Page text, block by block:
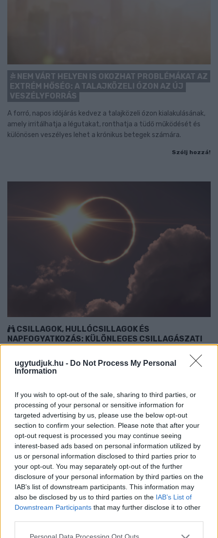
ugytudjuk.hu - Do Not Process My Personal
Information
If you wish to opt-out of the sale, sharing to third parties, or
processing of your personal or sensitive information for
targeted advertising by us, please use the below opt-out
section to confirm your selection. Please note that after your
opt-out request is processed you may continue seeing
interest-based ads based on personal information utilized by
us or personal information disclosed to third parties prior to
your opt-out. You may separately opt-out of the further
disclosure of your personal information by third parties on the
IAB’s list of downstream participants. This information may
also be disclosed by us to third parties on the IAB’s List of
Downstream Participants that may further disclose it to other
Please note that this website/app uses one or more Google
NEM VÁRT HELYEN IS OKOZHAT PROBLÉMÁKAT AZ
EXTRÉM HŐSÉG: A TALAJKÖZELI ÓZON AZ ÚJ
VESZÉLYFORRÁS
A forró, napos időjárás kedvez a talajközeli ózon kialakulásának,
amely irritálhatja a légutakat, ronthatja a tüdő működését és
különösen veszélyes lehet a krónikus betegek számára.
Szólj hozzá!
CSILLAGOK, HULLÓCSILLAGOK ÉS
NAPFOGYATKOZÁS: KÜLÖNLEGES CSILLAGÁSZATI
PROGRAMOK JÖNNEK GYŐRBEN ÉS NYÚLON
Három estén is az égbolt kerül a középpontba: távcsöves
megfigyelhetnek az érdeklődők.
Szólj hozzá!